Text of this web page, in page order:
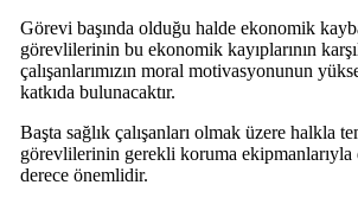
Görevi başında olduğu halde ekonomik
görevlilerinin bu ekonomik kayıplarının
çalışanlarımızın moral motivasyonunun
katkıda bulunacaktır.
Başta sağlık çalışanları olmak üzere halkla
görevlilerinin gerekli koruma ekipmanlarıyla
derece önemlidir.